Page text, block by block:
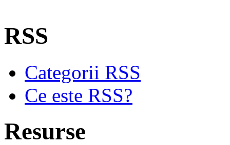
RSS
Categorii RSS
Ce este RSS?
Resurse